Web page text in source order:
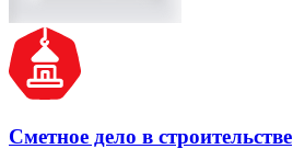
Сметное дело в строительстве